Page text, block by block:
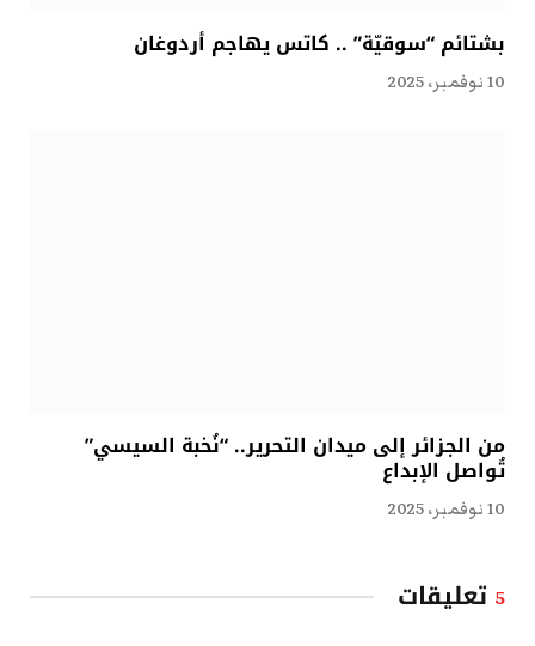
بشتائم “سوقيّة” .. كاتس يهاجم أردوغان
10 نوفمبر، 2025
من الجزائر إلى ميدان التحرير.. “نُخبة السيسي”
تُواصل الإبداع
10 نوفمبر، 2025
5 تعليقات